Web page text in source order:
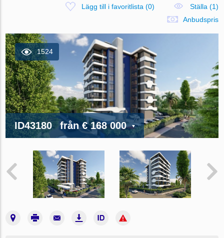
Lägg till i favoritlista (0)
Ställa (1)
Anbudspris
1524
ID43180 från€ 168 000